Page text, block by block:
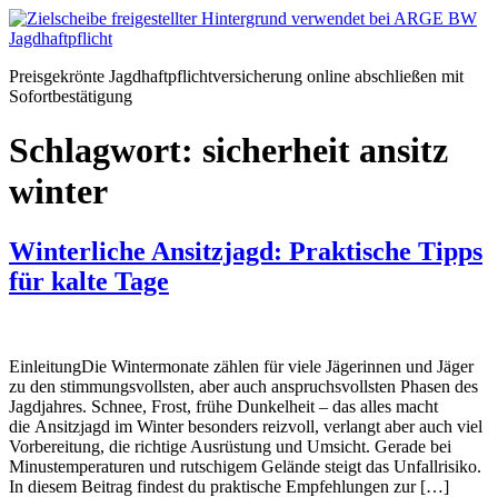
Zum
Inhalt
Preisgekrönte Jagdhaftpflichtversicherung online abschließen mit
Sofortbestätigung
Schlagwort: sicherheit ansitz
winter
Winterliche Ansitzjagd: Praktische Tipps
für kalte Tage
EinleitungDie Wintermonate zählen für viele Jägerinnen und Jäger
zu den stimmungsvollsten, aber auch anspruchsvollsten Phasen des
Jagdjahres. Schnee, Frost, frühe Dunkelheit – das alles macht
die Ansitzjagd im Winter besonders reizvoll, verlangt aber auch viel
Vorbereitung, die richtige Ausrüstung und Umsicht. Gerade bei
Minustemperaturen und rutschigem Gelände steigt das Unfallrisiko.
In diesem Beitrag findest du praktische Empfehlungen zur […]